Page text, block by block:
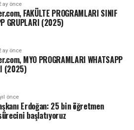
Share
ay önce
FAKÜLTE PROGRAMLARI SINIF
GRUPLARI (2025)
ay önce
MYO PROGRAMLARI WHATSAPP
(2025)
önce
Erdoğan: 25 bin öğretmen
başlatıyoruz